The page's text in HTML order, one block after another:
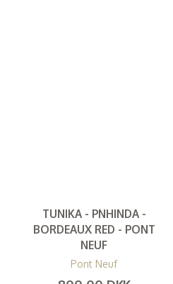
TUNIKA - PNHINDA -
BORDEAUX RED - PONT
NEUF
Pont Neuf